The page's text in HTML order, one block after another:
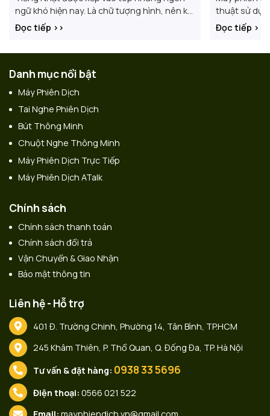
ngữ khó hiện nay. Là chữ tượng hình, nên khi
phiên dịch văn bản qua hình ảnh từ tiếng
Nhật sang
Đọc tiếp >>
thuật sử
chuyển đổi
Hàn sang
Đọc tiếp >>
Danh mục nổi bật
Máy Phiên Dịch
Tai Nghe Phiên Dịch
Bút Thông Minh
Chuột Nghe Thông Minh
Máy Phiên Dịch Trực Tiếp
Máy Phiên Dịch ATalk
Chính sách
Chính sách thanh toán
Chính sách đổi trả
Vận Chuyển & Giao Nhận
Bảo mật thông tin
Liên hệ - Hỗ trợ
401 Đ. Trường Chinh, Phường 14, Tân Bình, TP.HCM
245 Khâm Thiên, P. Thổ Quan, Q. Đống Đa, TP. Hà Nội
Tư vấn & đặt hàng: 0938 33 5696
Điện thoại: 0566 021 522